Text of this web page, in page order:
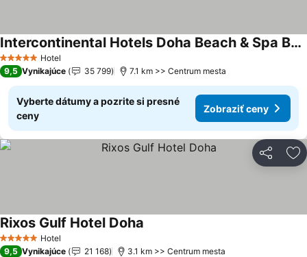
5 Počet hviezdičiek
Hotel
Intercontinental Hotels Doha Beach & Spa By Ihg
9,5 Vynikajúce 35 799 7.1 km >> Centrum mesta
Vyberte dátumy a pozrite si presné
ceny
Zobraziť ceny
Zdieľať
5 Počet hviezdičiek
Hotel
Rixos Gulf Hotel Doha
9,5 Vynikajúce 21 168 3.1 km >> Centrum mesta